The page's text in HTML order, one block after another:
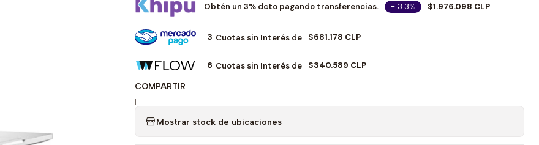
Obtén un 3% dcto pagando transferencias. - 3.3% $1.976.098 CLP
3 Cuotas sin Interés de $681.178 CLP
6 Cuotas sin Interés de $340.589 CLP
COMPARTIR
|
Mostrar stock de ubicaciones